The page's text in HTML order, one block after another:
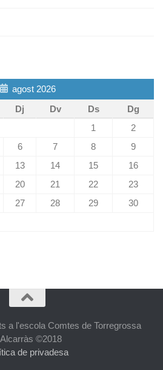
agost 2026
Dj Dv Ds
Dg
1
2
6 7 8
9
13 14 15
16
20 21 22
23
27 28 29
30
a l'escola Comtes de Torregrossa
©2018
de privadesa